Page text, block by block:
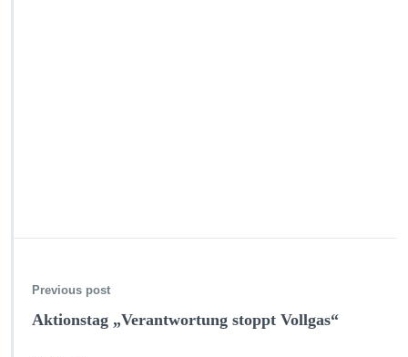
Previous post
Aktionstag „Verantwortung stoppt Vollgas“